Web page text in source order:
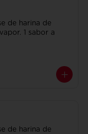
de harina de
1 sabor a
de harina de